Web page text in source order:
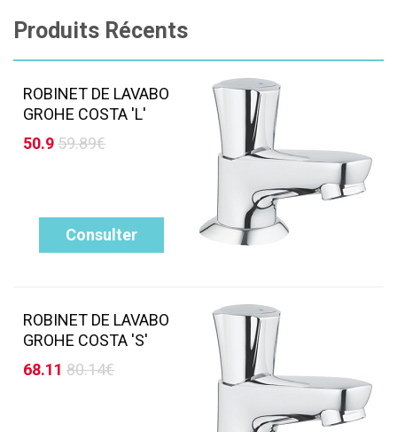
Produits Récents
ROBINET DE LAVABO
GROHE COSTA 'L'
50.959.89€
Consulter
ROBINET DE LAVABO
GROHE COSTA 'S'
68.11 80.14€